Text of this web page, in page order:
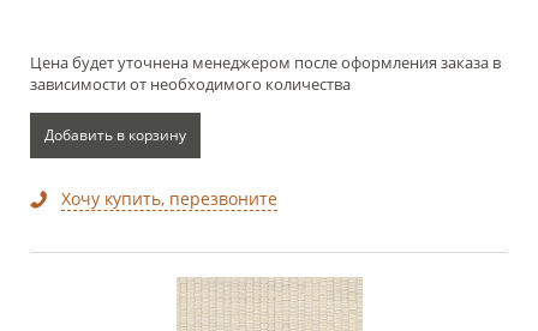
Цена будет уточнена менеджером после оформления заказа в
зависимости от необходимого количества
Добавить в корзину
Хочу купить, перезвоните